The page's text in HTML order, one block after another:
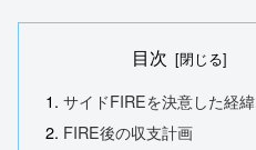
目次
サイドFIREを決意した経緯
FIRE後の収支計画